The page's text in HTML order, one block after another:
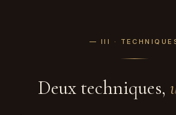
— III ·
Deux techniques,